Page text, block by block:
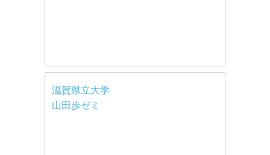
滋賀県立大学
山田歩ゼミ